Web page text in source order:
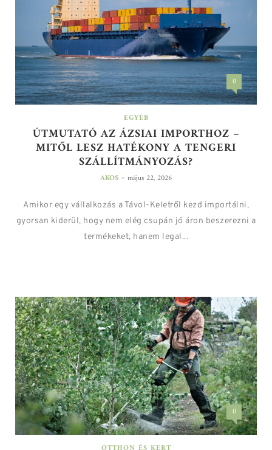
0
EGYÉB
ÚTMUTATÓ AZ ÁZSIAI IMPORTHOZ –
MITŐL LESZ HATÉKONY A TENGERI
SZÁLLÍTMÁNYOZÁS?
AKOS - május 22, 2026
Amikor egy vállalkozás a Távol-Keletről kezd importálni,
gyorsan kiderül, hogy nem elég csupán jó áron beszerezni a
termékeket, hanem legal...
0